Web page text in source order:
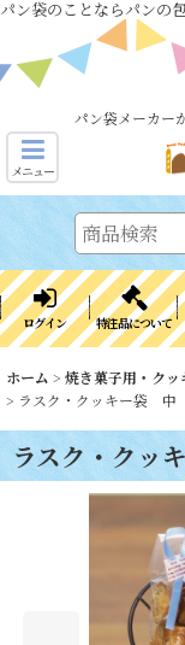
パン袋のことならパン
パン袋メーカー
メニュー
ログイン 特注品について
ホーム > 焼き菓子用・クッ
> ラスク・クッキー袋
ラスク・ク